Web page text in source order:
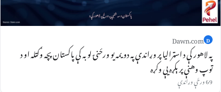
D
Dawn.com
په لاهور کې د اسټرالیا پر وړاندې په دویمه یو ورځنۍ لوبه کې پاکستان پچه وګټله او د
توپ وهنې پرېکړه یې وکړه
69 ورځې وړاندې